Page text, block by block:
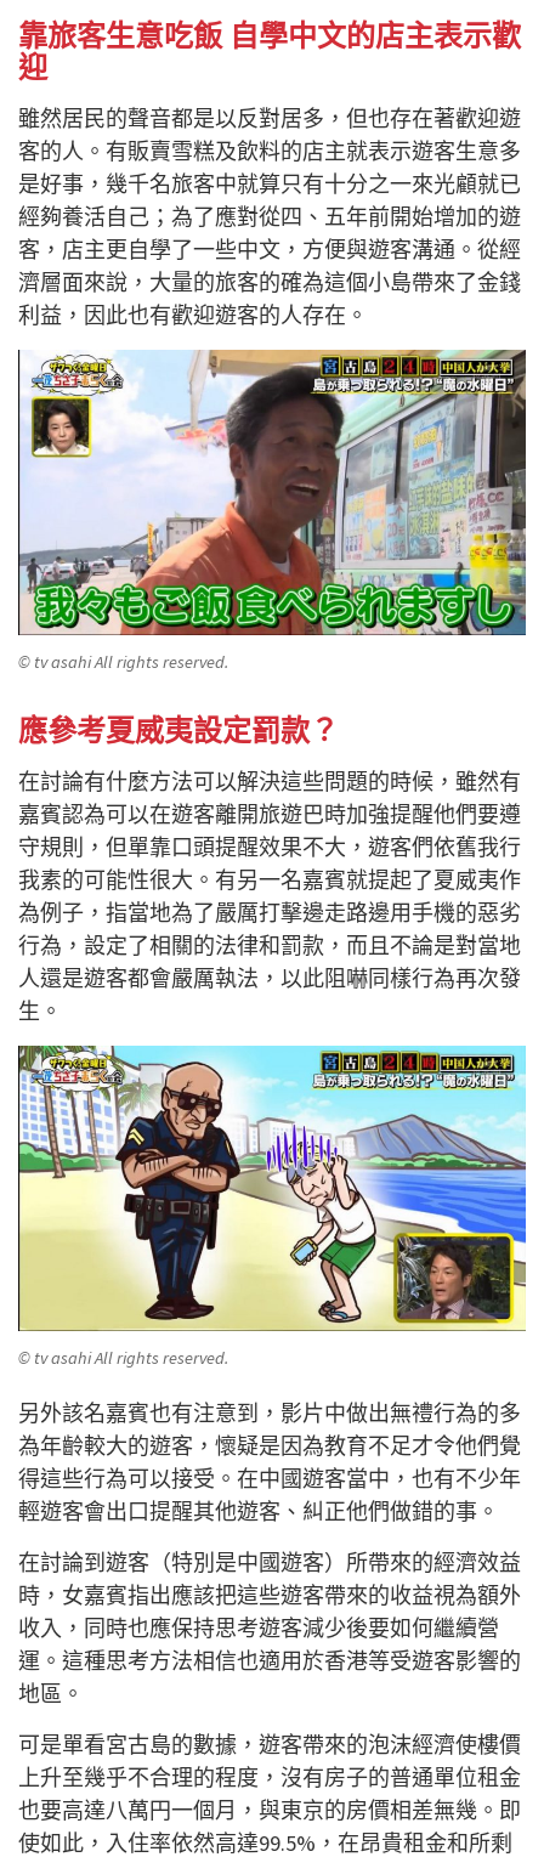
靠旅客生意吃飯 自學中文的店主表示歡
迎
雖然居民的聲音都是以反對居多，但也存在著歡迎遊
客的人。有販賣雪糕及飲料的店主就表示遊客生意多
是好事，幾千名旅客中就算只有十分之一來光顧就已
經夠養活自己；為了應對從四、五年前開始增加的遊
客，店主更自學了一些中文，方便與遊客溝通。從經
濟層面來說，大量的旅客的確為這個小島帶來了金錢
利益，因此也有歡迎遊客的人存在。
© tv asahi All rights reserved.
應參考夏威夷設定罰款？
在討論有什麼方法可以解決這些問題的時候，雖然有
嘉賓認為可以在遊客離開旅遊巴時加強提醒他們要遵
守規則，但單靠口頭提醒效果不大，遊客們依舊我行
我素的可能性很大。有另一名嘉賓就提起了夏威夷作
為例子，指當地為了嚴厲打擊邊走路邊用手機的惡劣
行為，設定了相關的法律和罰款，而且不論是對當地
人還是遊客都會嚴厲執法，以此阻嚇同樣行為再次發
生。
© tv asahi All rights reserved.
另外該名嘉賓也有注意到，影片中做出無禮行為的多
為年齡較大的遊客，懷疑是因為教育不足才令他們覺
得這些行為可以接受。在中國遊客當中，也有不少年
輕遊客會出口提醒其他遊客、糾正他們做錯的事。
在討論到遊客（特別是中國遊客）所帶來的經濟效益
時，女嘉賓指出應該把這些遊客帶來的收益視為額外
收入，同時也應保持思考遊客減少後要如何繼續營
運。這種思考方法相信也適用於香港等受遊客影響的
地區。
可是單看宮古島的數據，遊客帶來的泡沫經濟使樓價
上升至幾乎不合理的程度，沒有房子的普通單位租金
也要高達八萬円一個月，與東京的房價相差無幾。即
使如此，入住率依然高達99.5%，在昂貴租金和所剩